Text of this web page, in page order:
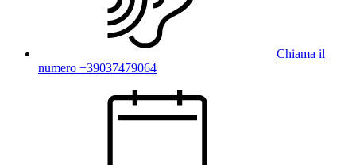
Chiama il
numero +39037479064